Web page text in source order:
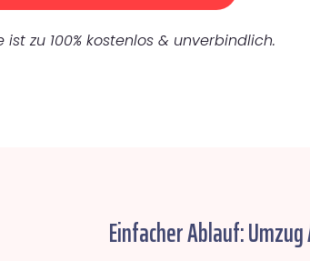
ist zu 100% kostenlos & unverbindlich.
Einfacher Ablauf: